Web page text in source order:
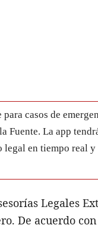
casos de
Fuente. La app
legal en tiempo real
Legales
De acuerdo